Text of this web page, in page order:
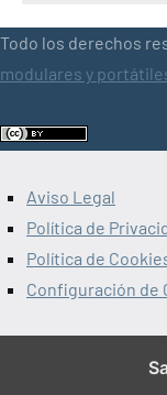
Todo los derechos
modulares y
Aviso Legal
Política de
Política de
Configuración de